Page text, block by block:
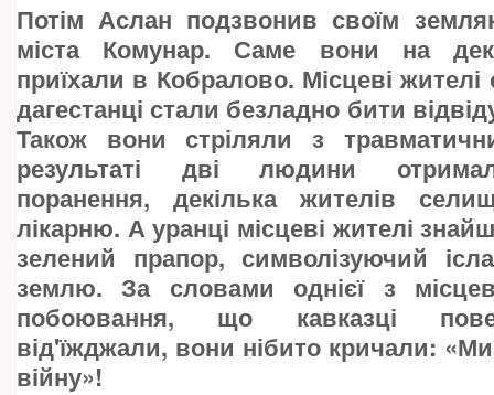
Потім Аслан подзвонив своїм
міста Комунар. Саме вони на
приїхали в Кобралово. Місцеві
дагестанці стали безладно бити
Також вони стріляли з
результаті дві людини
поранення, декілька жителів
лікарню. А уранці місцеві жителі
зелений прапор, символізуючий
землю. За словами однієї з
побоювання, що кавказці
від'їжджали, вони нібито кричали:
війну»!